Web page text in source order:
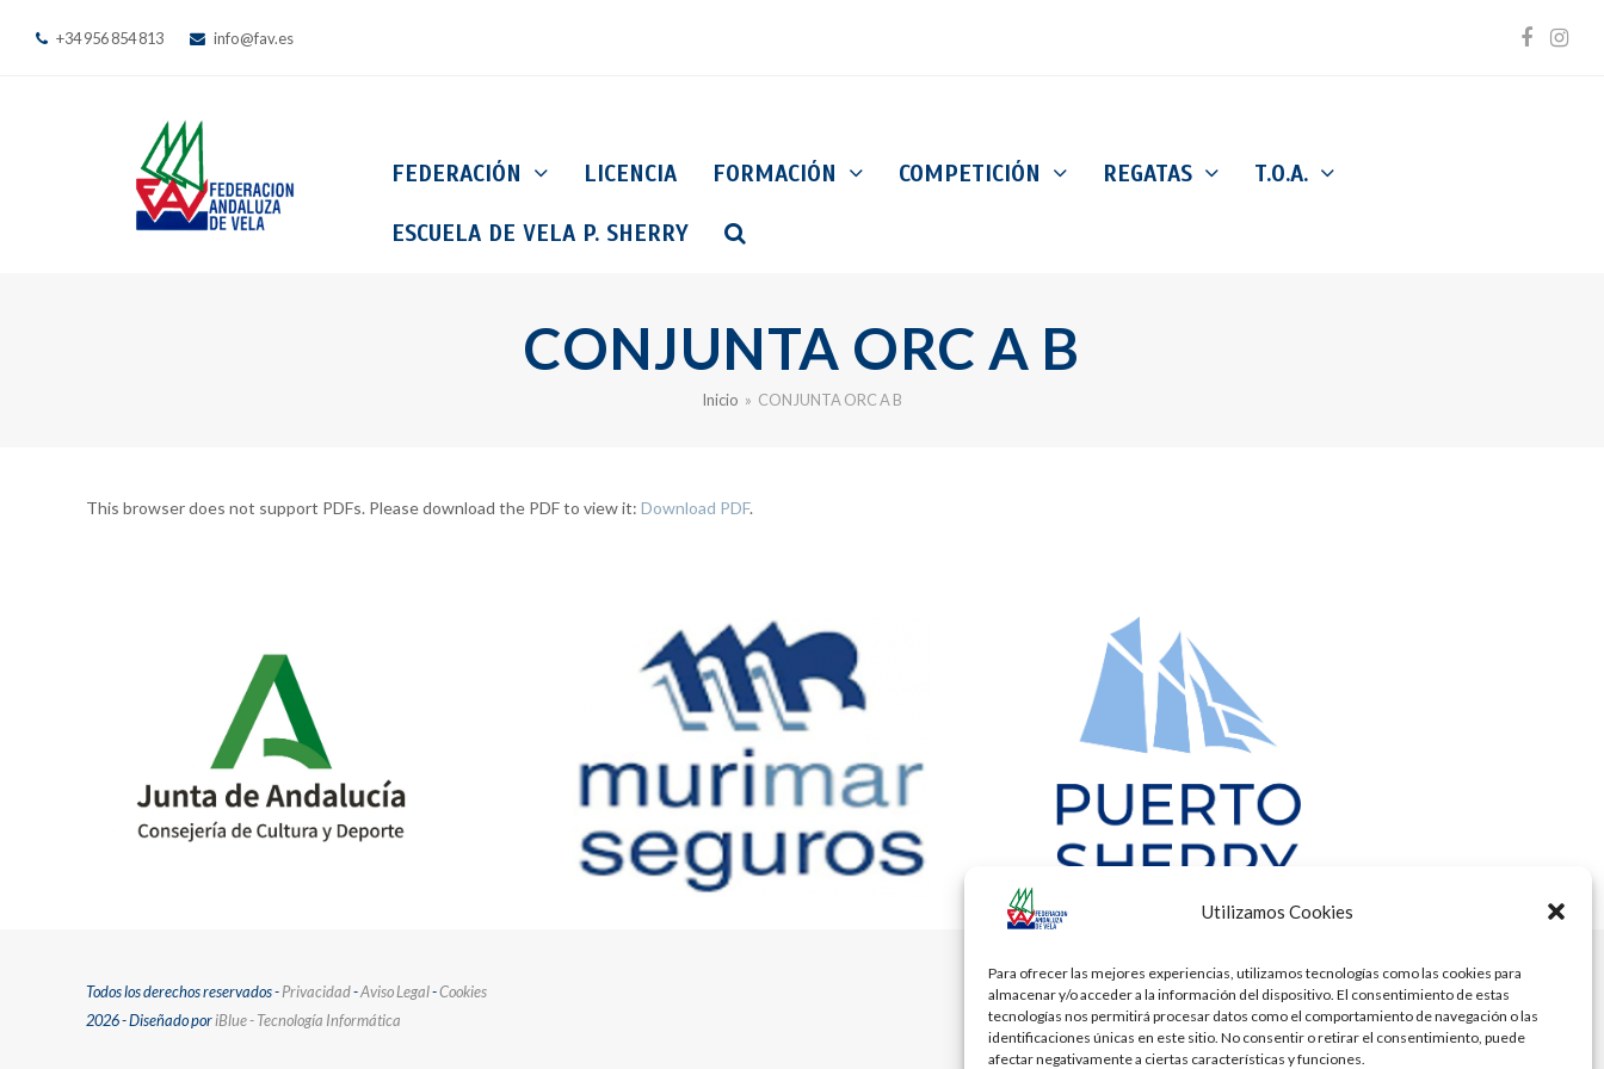
Utilizamos Cookies
Para ofrecer las mejores experiencias, utilizamos tecnologías como las cookies para
almacenar y/o acceder a la información del dispositivo. El consentimiento de estas
tecnologías nos permitirá procesar datos como el comportamiento de navegación o las
identificaciones únicas en este sitio. No consentir o retirar el consentimiento, puede
afectar negativamente a ciertas características y funciones.
+34 956 854 813 info@fav.es
FEDERACIÓN LICENCIA FORMACIÓN COMPETICIÓN REGATAS T.O.A.
ESCUELA DE VELA P. SHERRY
CONJUNTA ORC A B
Inicio » CONJUNTA ORC A B
This browser does not support PDFs. Please download the PDF to view it: Download PDF.
Todos los derechos reservados -Privacidad-Aviso Legal-Cookies
2026 - Diseñado poriBlue - Tecnología Informática